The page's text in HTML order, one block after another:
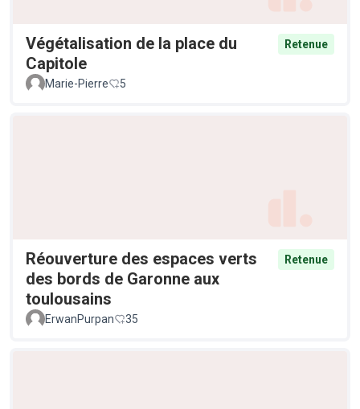
Végétalisation de la place du
Capitole
Retenue
Marie-Pierre 5
Réouverture des espaces verts
des bords de Garonne aux
toulousains
Retenue
ErwanPurpan 35